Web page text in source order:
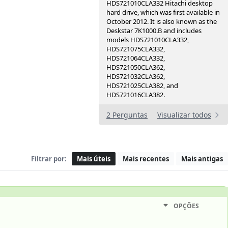
HDS721010CLA332 Hitachi desktop
hard drive, which was first available in
October 2012. It is also known as the
Deskstar 7K1000.B and includes
models HDS721010CLA332,
HDS721075CLA332,
HDS721064CLA332,
HDS721050CLA362,
HDS721032CLA362,
HDS721025CLA382, and
HDS721016CLA382.
2 Perguntas Visualizar todos
Filtrar por: Mais úteis Mais recentes Mais antigas
OPÇÕES